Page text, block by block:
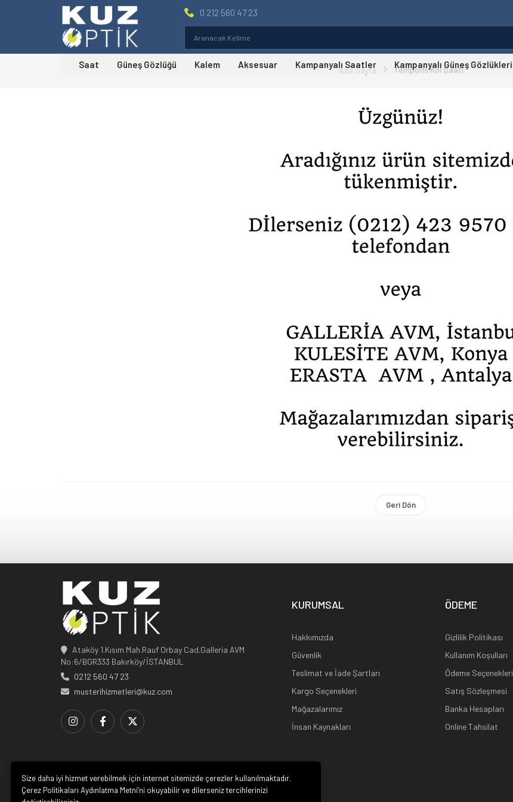
0 212 560 47 23
Saat Güneş Gözlüğü Kalem Aksesuar Kampanyalı Saatler Kampanyalı Güneş Gözlükleri
Ana Sayfa Temporis Kol Saati
Geri Dön
Ataköy 1.Kısım Mah.Rauf Orbay Cad.Galleria AVM
No:6/BGR333 Bakırköy/İSTANBUL
0212 560 47 23
musterihizmetleri@kuz.com
KURUMSAL
Hakkımızda
Güvenlik
Teslimat ve İade Şartları
Kargo Seçenekleri
Mağazalarımız
İnsan Kaynakları
ÖDEME
Gizlilik Politikası
Kullanım Koşulları
Ödeme Seçenekleri
Satış Sözleşmesi
Banka Hesapları
Online Tahsilat
Size daha iyi hizmet verebilmek için internet sitemizde çerezler kullanılmaktadır.
Çerez Politikaları Aydınlatma Metni’ni okuyabilir ve dilerseniz tercihlerinizi